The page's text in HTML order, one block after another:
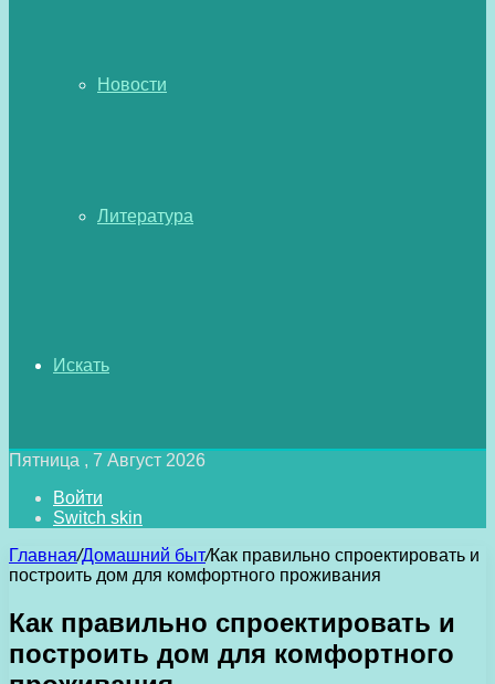
Новости
Литература
Искать
Пятница , 7 Август 2026
Войти
Switch skin
Главная/Домашний быт/Как правильно спроектировать и
построить дом для комфортного проживания
Как правильно спроектировать и
построить дом для комфортного